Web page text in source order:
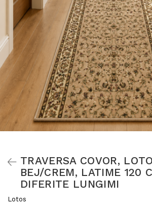
TRAVERSA COVOR,
BEJ/CREM, LATIME 120
DIFERITE LUNGIMI
Lotos